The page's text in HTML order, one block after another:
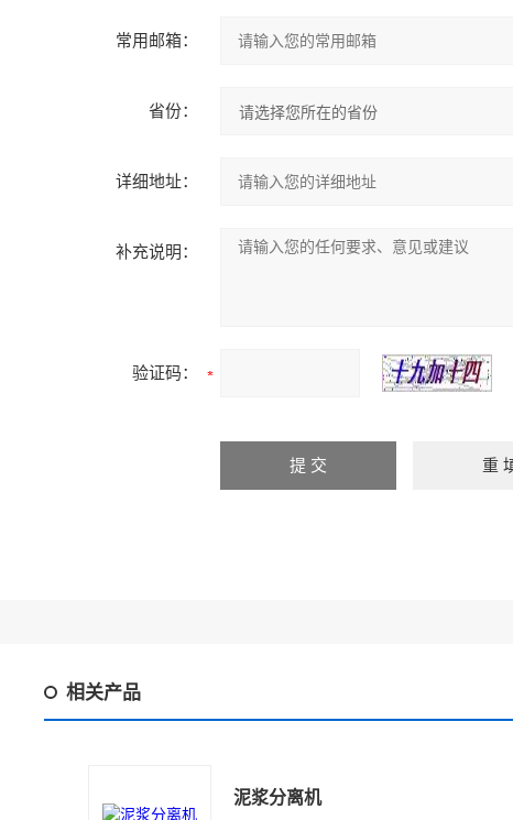
常用邮箱：
省份：
详细地址：
补充说明：
验证码：
相关产品
泥浆分离机